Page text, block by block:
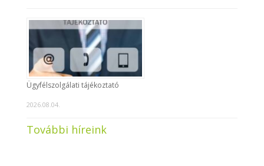
Ügyfélszolgálati tájékoztató
2026.08.04.
További híreink